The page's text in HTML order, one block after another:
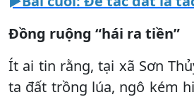
Đồng ruộng “hái ra tiền”
Ít ai tin rằng, tại xã Sơn
ta đất trồng lúa, ngô kém